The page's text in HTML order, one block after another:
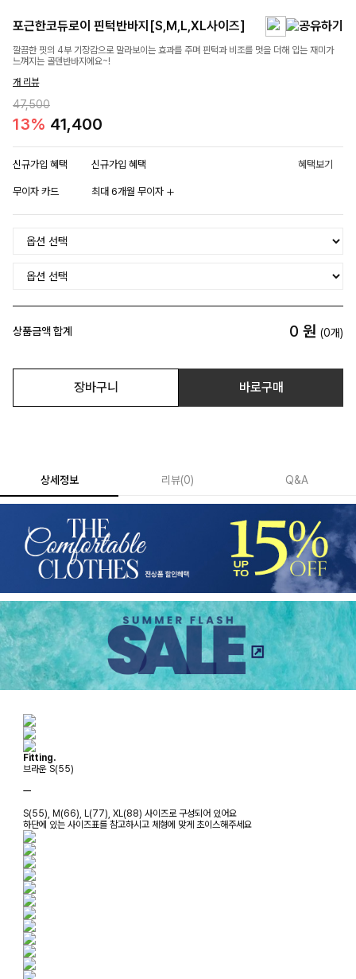
포근한코듀로이 핀턱반바지[S,M,L,XL사이즈]
깔끔한 핏의 4부 기장감으로 말라보이는 효과를 주며 핀턱과 비조를 멋을 더해 입는 재미가
느껴지는 골덴반바지에요~!
개 리뷰
47,500
13% 41,400
신규가입 혜택 신규가입 혜택 혜택보기
무이자 카드 최대 6개월 무이자
상품금액 합계 0 원 (0개)
장바구니 바로구매
상세정보 리뷰(0) Q&A
Fitting.
브라운 S(55)
ㅡ
S(55), M(66), L(77), XL(88) 사이즈로 구성되어 있어요
하단에 있는 사이즈표를 참고하시고 체형에 맞게 초이스해주세요